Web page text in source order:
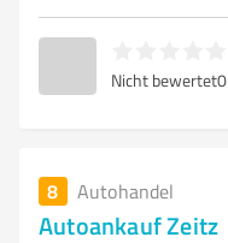
Nicht bewertet0
8 Autohandel
Autoankauf Zeitz